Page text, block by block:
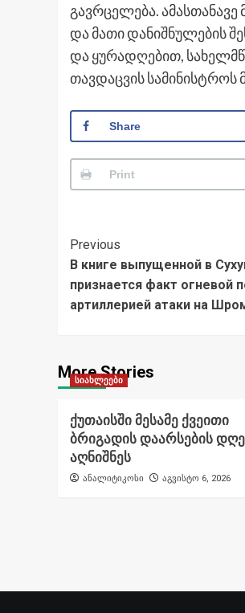
გავრცელება.
და მათი დანიშნულების
და ყურადღებით,
თავდაცვის
Share
Print
Post
Navigation
Previous
В книге выпущенной в
признается факт огневой
артиллерией атаки на
More Stories
სიახლეები
ქუთაისში მესამე ქვეითი
ბრიგადის დაარსების დღე
აღნიშნეს
ანალიტიკოსი აგვისტო 6, 2026